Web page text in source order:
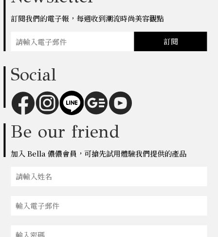
訂閱我們的電子報，每週收到潮流時尚美容觀點
訂閱
Social
Be our friend
加入 Bella 儂儂會員，可搶先試用體驗我們提供的產品